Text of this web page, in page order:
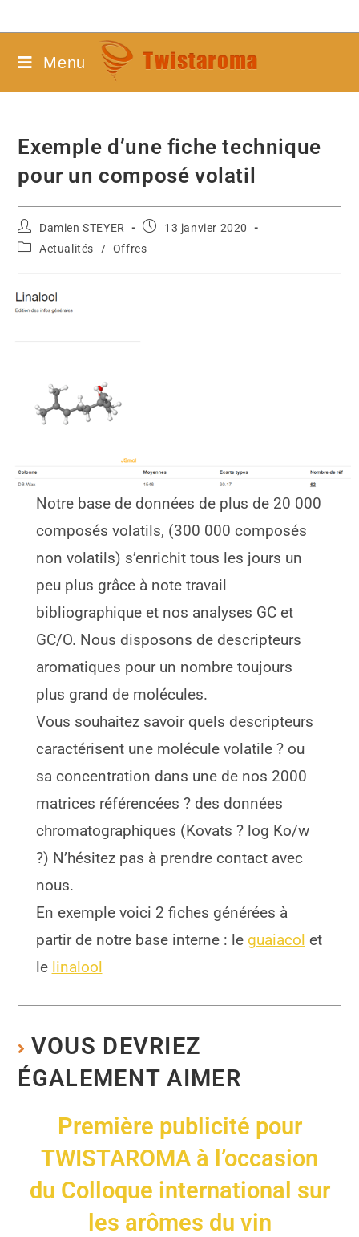
Menu
Exemple d’une fiche technique
pour un composé volatil
Damien STEYER
13 janvier 2020
Actualités
/ Offres
Notre base de données de plus de 20 000
composés volatils, (300 000 composés
non volatils) s’enrichit tous les jours un
peu plus grâce à note travail
bibliographique et nos analyses GC et
GC/O. Nous disposons de descripteurs
aromatiques pour un nombre toujours
plus grand de molécules.
Vous souhaitez savoir quels descripteurs
caractérisent une molécule volatile ? ou
sa concentration dans une de nos 2000
matrices référencées ? des données
chromatographiques (Kovats ? log Ko/w
?) N’hésitez pas à prendre contact avec
nous.
En exemple voici 2 fiches générées à
partir de notre base interne : le guaiacol et
le linalool
VOUS DEVRIEZ
ÉGALEMENT AIMER
Première publicité pour
TWISTAROMA à l’occasion
du Colloque international sur
les arômes du vin